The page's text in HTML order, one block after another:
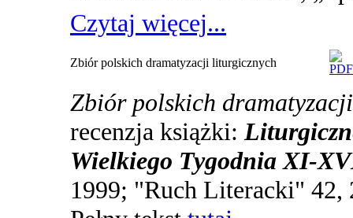
Czytaj więcej...
Zbiór polskich dramatyzacji liturgicznych
Zbiór polskich
recenzja książki:
Wielkiego Tygodnia XI-
1999; "Ruch Literacki" 42,